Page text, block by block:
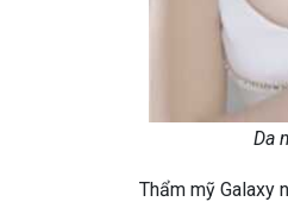
Da
Thẩm mỹ Galaxy